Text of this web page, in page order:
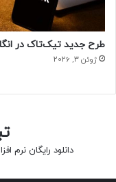
طرح جدید تیک‌تاک در
ژوئن 3, 2026
دانلود رایگان نرم